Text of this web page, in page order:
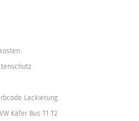
Lackierung
Käfer Bus T1 T2